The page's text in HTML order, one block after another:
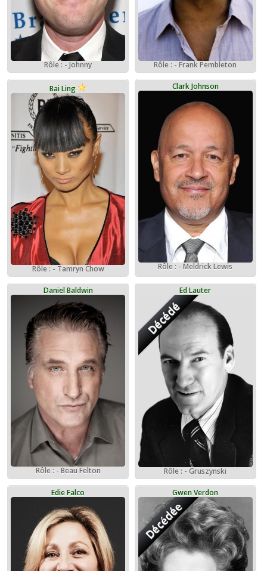
Rôle : - Johnny Rôle : - Frank Pembleton
Bai Ling
Rôle : - Tamryn Chow
Clark Johnson
Rôle : - Meldrick Lewis
Daniel Baldwin
Rôle : - Beau Felton
Ed Lauter
Décédé
Rôle : - Gruszynski
Edie Falco Gwen Verdon
Décédée